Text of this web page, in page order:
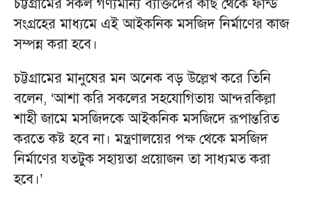
চট্টগ্রামের সকল গণ্যমান্য ব্যক্তিদের কাছ থেকে ফান্ড
সংগ্রহের মাধ্যমে এই আইকনিক মসজিদ নির্মাণের কাজ
সম্পন্ন করা হবে।
চট্টগ্রামের মানুষের মন অনেক বড় উল্লেখ করে তিনি
বলেন, ‘আশা করি সকলের সহযোগিতায় আন্দরকিল্লা
শাহী জামে মসজিদকে আইকনিক মসজিদে রূপান্তরিত
করতে কষ্ট হবে না। মন্ত্রণালয়ের পক্ষ থেকে মসজিদ
নির্মাণের যতটুক সহায়তা প্রয়োজন তা সাধ্যমত করা
হবে।’